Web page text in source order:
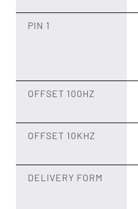
PIN 1
OFFSET 100HZ
OFFSET 10KHZ
DELIVERY FORM